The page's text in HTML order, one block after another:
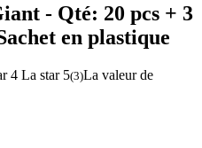
- Qté: 20 pcs + 3
en plastique
4 La star 5(3)La valeur de